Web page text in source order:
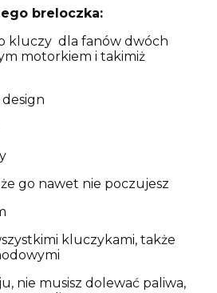
breloczka:
kluczy dla fanów dwóch
motorkiem i takimiż
design
go nawet nie poczujesz
kluczykami, także
nie musisz dolewać paliwa,